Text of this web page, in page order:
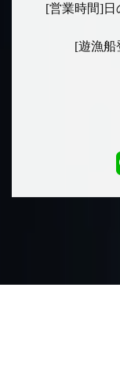
[営業時間]日
[遊漁船